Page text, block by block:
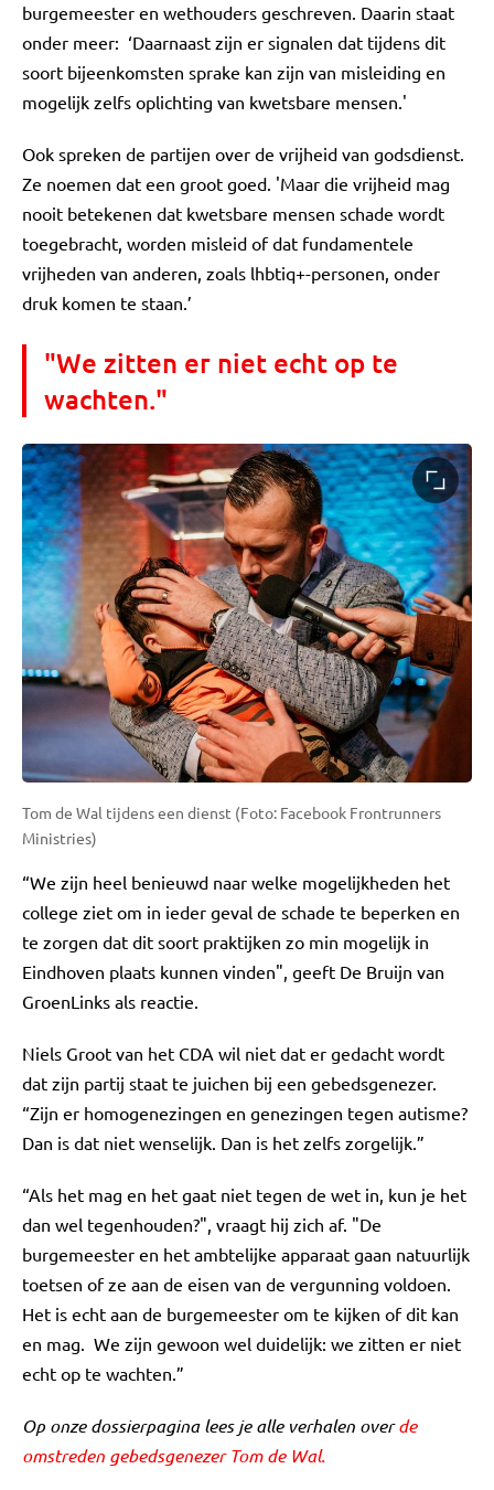
burgemeester en wethouders geschreven. Daarin staat
onder meer: ‘Daarnaast zijn er signalen dat tijdens dit
soort bijeenkomsten sprake kan zijn van misleiding en
mogelijk zelfs oplichting van kwetsbare mensen.'
Ook spreken de partijen over de vrijheid van godsdienst.
Ze noemen dat een groot goed. 'Maar die vrijheid mag
nooit betekenen dat kwetsbare mensen schade wordt
toegebracht, worden misleid of dat fundamentele
vrijheden van anderen, zoals lhbtiq+-personen, onder
druk komen te staan.’
"We zitten er niet echt op te
wachten."
Tom de Wal tijdens een dienst (Foto: Facebook Frontrunners
Ministries)
“We zijn heel benieuwd naar welke mogelijkheden het
college ziet om in ieder geval de schade te beperken en
te zorgen dat dit soort praktijken zo min mogelijk in
Eindhoven plaats kunnen vinden", geeft De Bruijn van
GroenLinks als reactie.
Niels Groot van het CDA wil niet dat er gedacht wordt
dat zijn partij staat te juichen bij een gebedsgenezer.
“Zijn er homogenezingen en genezingen tegen autisme?
Dan is dat niet wenselijk. Dan is het zelfs zorgelijk.”
“Als het mag en het gaat niet tegen de wet in, kun je het
dan wel tegenhouden?", vraagt hij zich af. "De
burgemeester en het ambtelijke apparaat gaan natuurlijk
toetsen of ze aan de eisen van de vergunning voldoen.
Het is echt aan de burgemeester om te kijken of dit kan
en mag. We zijn gewoon wel duidelijk: we zitten er niet
echt op te wachten.”
Op onze dossierpagina lees je alle verhalen overde
omstreden gebedsgenezer Tom de Wal.